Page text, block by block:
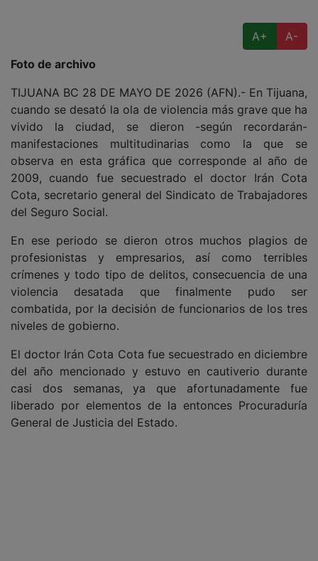
A+
A-
Foto de archivo
TIJUANA BC 28 DE MAYO DE 2026 (AFN).- En Tijuana,
cuando se desató la ola de violencia más grave que ha
vivido la ciudad, se dieron -según recordarán-
manifestaciones multitudinarias como la que se
observa en esta gráfica que corresponde al año de
2009, cuando fue secuestrado el doctor Irán Cota
Cota, secretario general del Sindicato de Trabajadores
del Seguro Social.
En ese periodo se dieron otros muchos plagios de
profesionistas y empresarios, así como terribles
crímenes y todo tipo de delitos, consecuencia de una
violencia desatada que finalmente pudo ser
combatida, por la decisión de funcionarios de los tres
niveles de gobierno.
El doctor Irán Cota Cota fue secuestrado en diciembre
del año mencionado y estuvo en cautiverio durante
casi dos semanas, ya que afortunadamente fue
liberado por elementos de la entonces Procuraduría
General de Justicia del Estado.